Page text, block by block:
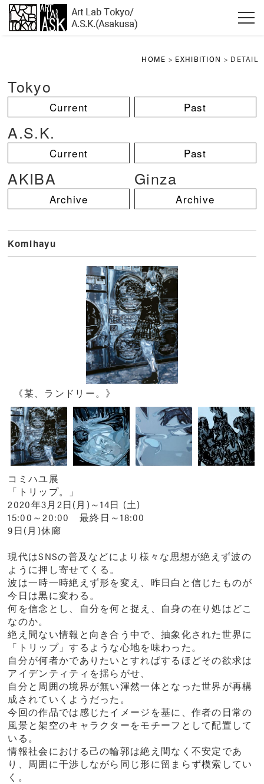
HOME > EXHIBITION > DETAIL
Tokyo
Current Past
A.S.K.
Current Past
AKIBA
Archive
Ginza
Archive
Komihayu
《某、ランドリー。》
コミハユ展
「トリップ。」
2020年3月2日(月)～14日 (土)
15:00～20:00 最終日～18:00
9日(月)休廊
現代はSNSの普及などにより様々な思想が絶えず波の
ように押し寄せてくる。
波は一時一時絶えず形を変え、昨日白と信じたものが
今日は黒に変わる。
何を信念とし、自分を何と捉え、自身の在り処はどこ
なのか。
絶え間ない情報と向き合う中で、抽象化された世界に
「トリップ」するような心地を味わった。
自分が何者かでありたいとすればするほどその欲求は
アイデンティティを揺らがせ、
自分と周囲の境界が無い渾然一体となった世界が再構
成されていくようだった。
今回の作品では感じたイメージを基に、作者の日常の
風景と架空のキャラクターをモチーフとして配置して
いる。
情報社会における己の輪郭は絶え間なく不安定であ
り、周囲に干渉しながら同じ形に留まらず模索してい
く。